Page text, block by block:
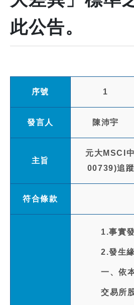
此公告。
序號 1
發言人 陳沛宇
主旨
元大MSCI
00739)追
符合條款
1.事實
2.發生
一、依
交易所